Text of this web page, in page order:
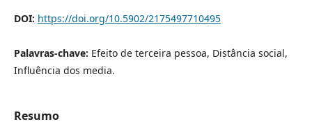
DOI: https://doi.org/10.5902/2175497710495
Palavras-chave: Efeito de terceira pessoa, Distância social,
Influência dos media.
Resumo